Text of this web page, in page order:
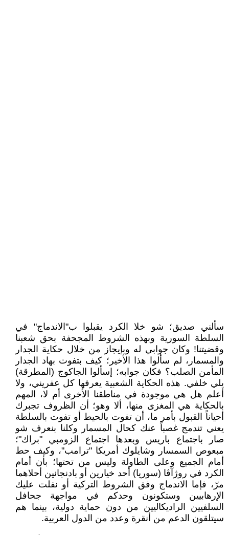
سألني صديق؛ شو خلا الكرد يقبلوا ب"الاندماج" في
السلطة السورية وبهذه الشروط المجحفة بحق شعبنا
وقضيتنا! وكان جوابي له وبإيجاز من خلال حكاية الجدار
والمسمار، لم سألوا هذا الأخير؛ كيف بتفوت بهاد الجدار
المأمن الصلب؟ فكان جوابه؛ إسألوا الجاكوج (المطرقة)
يلي خلفي. هذه الحكاية الشعبية يعرفها كل عفريني، ولا
أعلم هل هي موجودة في مناطقنا الأخرى أم لا، المهم
بالحكاية هي المغزى منها، ألا وهو؛ أن الظروف تجبرك
أحياناً القبول بأمر ما، أن تفوت بالحيط أو تفوت بالسلطة
يعني تندمج غصباً عنك كحال المسمار وكلنا بنعرف شو
صار باجتماع باريس وبعدها اجتماع الزومبي "براك"؛
مبعوص السمسار وشايلوك أمريكا "ترامب"، وكيف حط
أمام الجميع وعلى الطاولة وليس من تحتها؛ بأن أمام
الكرد في روژآڤا (سوريا) أحد خيارين أو بادنجانين أحلاهما
مرّ، فإما الاندماج وفق الشروط التركية أو نفلت عليك
الإرهابيين وستكونون وحدكم في مواجهة جحافل
السلفيين الراديكاليين من دون حماية دولية، بينما هم
سيتلقون الدعم من أنقرة وعدد من الدول العربية.